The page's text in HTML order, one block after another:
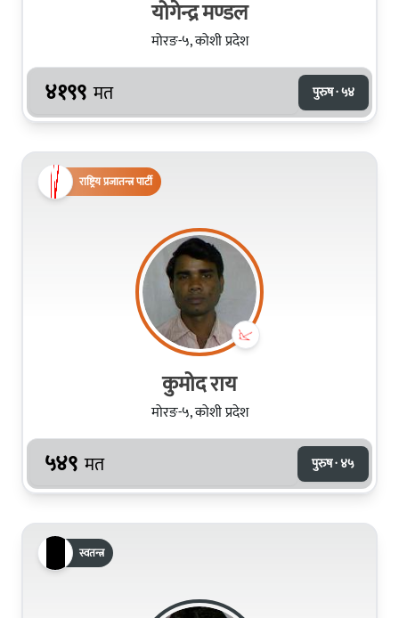
योगेन्द्र मण्डल
मोरङ-५, कोशी प्रदेश
४१९९ मत पुरुष · ५४
राष्ट्रिय प्रजातन्त्र पार्टी
कुमोद राय
मोरङ-५, कोशी प्रदेश
५४९ मत पुरुष · ४५
स्वतन्त्र